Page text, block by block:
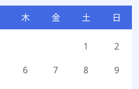
木 金 土 日
1
2
6 7 8
9